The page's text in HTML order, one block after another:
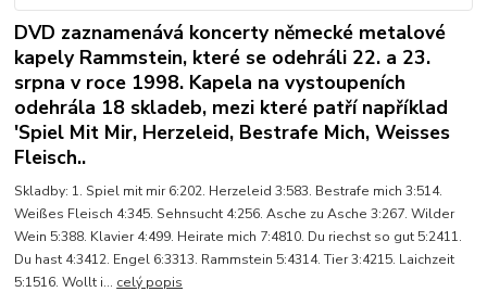
DVD zaznamenává koncerty německé metalové
kapely Rammstein, které se odehráli 22. a 23.
srpna v roce 1998. Kapela na vystoupeních
odehrála 18 skladeb, mezi které patří například
'Spiel Mit Mir, Herzeleid, Bestrafe Mich, Weisses
Fleisch..
Skladby: 1. Spiel mit mir 6:202. Herzeleid 3:583. Bestrafe mich 3:514.
Weißes Fleisch 4:345. Sehnsucht 4:256. Asche zu Asche 3:267. Wilder
Wein 5:388. Klavier 4:499. Heirate mich 7:4810. Du riechst so gut 5:2411.
Du hast 4:3412. Engel 6:3313. Rammstein 5:4314. Tier 3:4215. Laichzeit
5:1516. Wollt i... celý popis